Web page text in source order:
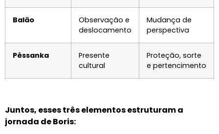
Balão
Observação e
deslocamento
Mudança de
perspectiva
Pêssanka
Presente
cultural
Proteção, sorte
e pertencimento
Juntos, esses três elementos estruturam a
jornada de Boris: